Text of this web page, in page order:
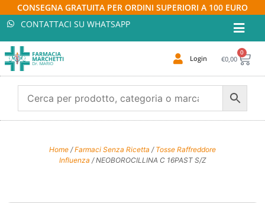
CONSEGNA GRATUITA PER ORDINI SUPERIORI A 100 EURO
CONTATTACI SU WHATSAPP
Login €0,00
0
Home /Farmaci Senza Ricetta / Tosse Raffreddore
Influenza / NEOBOROCILLINA C 16PAST S/Z